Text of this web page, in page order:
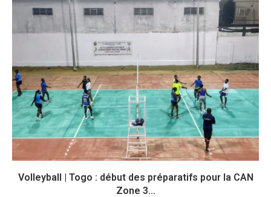
Volleyball | Togo : début des préparatifs pour la CAN
Zone 3...